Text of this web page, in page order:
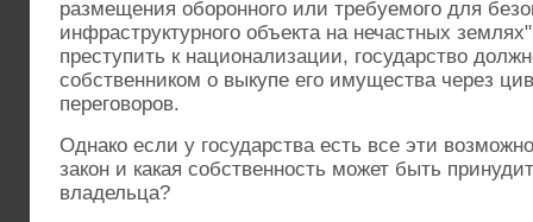
размещения оборонного или требуемого для
инфраструктурного объекта на нечастных
преступить к национализации, государство
собственником о выкупе его имущества через
переговоров.
Однако если у государства есть все эти
закон и какая собственность может быть
владельца?